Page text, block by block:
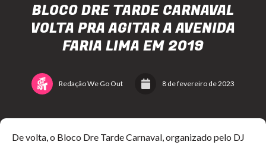
BLOCO DRE TARDE CARNAVAL
VOLTA PRA AGITAR A AVENIDA
FARIA LIMA EM 2019
Redação We Go Out 8 de fevereiro de 2023
De volta, o Bloco Dre Tarde Carnaval, organizado pelo DJ